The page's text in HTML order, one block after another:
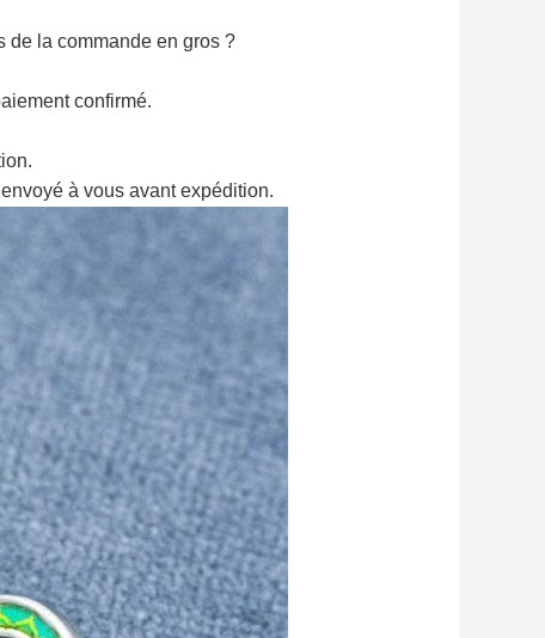
de la commande en gros ?
confirmé.
à vous avant expédition.